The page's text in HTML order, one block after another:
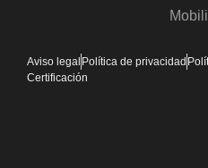
Aviso legal Política de privacidad
Certificación